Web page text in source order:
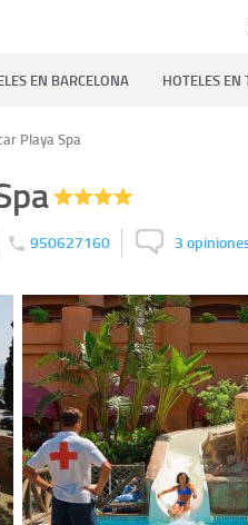
EN BARCELONA HOTELES EN
Playa Spa
950627160 3